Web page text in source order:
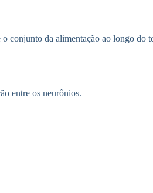
da alimentação ao longo do
entre os neurônios.